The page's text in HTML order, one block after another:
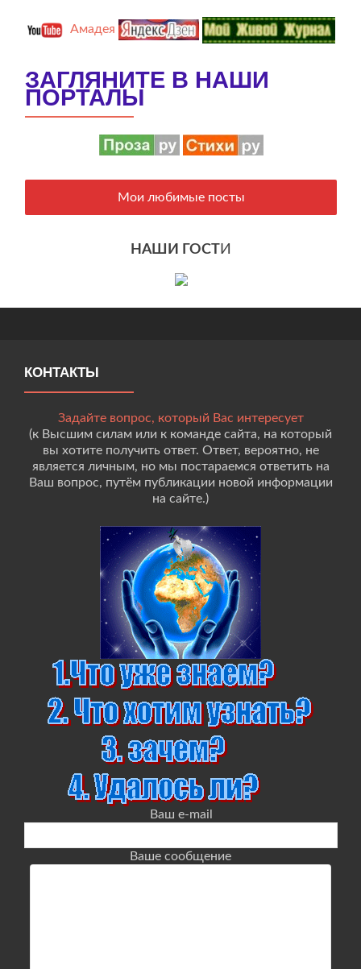
Амадея
ЗАГЛЯНИТЕ В НАШИ
ПОРТАЛЫ
Мои любимые посты
НАШИ ГОСТИ
КОНТАКТЫ
Задайте вопрос, который Вас интересует
(к Высшим силам или к команде сайта, на который
вы хотите получить ответ. Ответ, вероятно, не
является личным, но мы постараемся ответить на
Ваш вопрос, путём публикации новой информации
на сайте.)
Ваш e-mail
Ваше сообщение